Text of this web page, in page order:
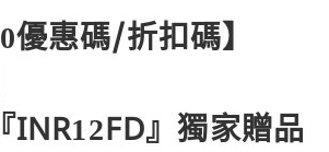
優惠碼/折扣碼】
INR12FD』獨家贈品